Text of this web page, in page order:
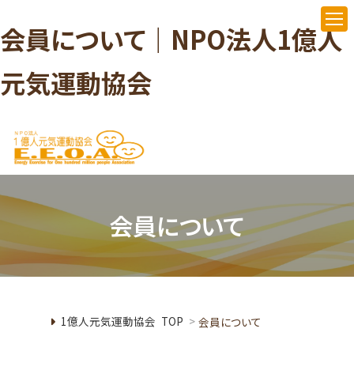
会員について｜NPO法人1億人
元気運動協会
会員について
1億人元気運動協会 TOP > 会員について